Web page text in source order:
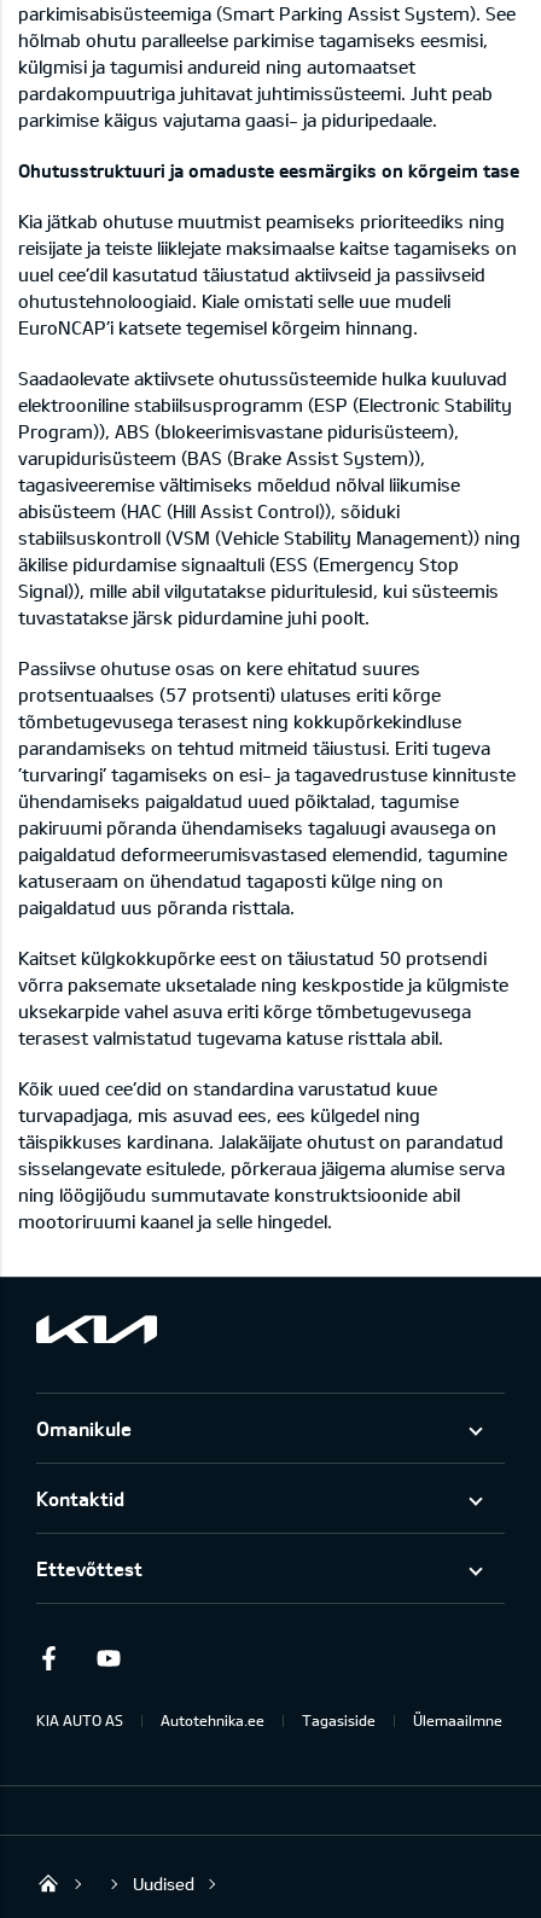
parkimisabisüsteemiga (Smart Parking Assist System). See
hõlmab ohutu paralleelse parkimise tagamiseks eesmisi,
külgmisi ja tagumisi andureid ning automaatset
pardakompuutriga juhitavat juhtimissüsteemi. Juht peab
parkimise käigus vajutama gaasi- ja piduripedaale.
Ohutusstruktuuri ja omaduste eesmärgiks on kõrgeim tase
Kia jätkab ohutuse muutmist peamiseks prioriteediks ning
reisijate ja teiste liiklejate maksimaalse kaitse tagamiseks on
uuel cee’dil kasutatud täiustatud aktiivseid ja passiivseid
ohutustehnoloogiaid. Kiale omistati selle uue mudeli
EuroNCAP’i katsete tegemisel kõrgeim hinnang.
Saadaolevate aktiivsete ohutussüsteemide hulka kuuluvad
elektrooniline stabiilsusprogramm (ESP (Electronic Stability
Program)), ABS (blokeerimisvastane pidurisüsteem),
varupidurisüsteem (BAS (Brake Assist System)),
tagasiveeremise vältimiseks mõeldud nõlval liikumise
abisüsteem (HAC (Hill Assist Control)), sõiduki
stabiilsuskontroll (VSM (Vehicle Stability Management)) ning
äkilise pidurdamise signaaltuli (ESS (Emergency Stop
Signal)), mille abil vilgutatakse piduritulesid, kui süsteemis
tuvastatakse järsk pidurdamine juhi poolt.
Passiivse ohutuse osas on kere ehitatud suures
protsentuaalses (57 protsenti) ulatuses eriti kõrge
tõmbetugevusega terasest ning kokkupõrkekindluse
parandamiseks on tehtud mitmeid täiustusi. Eriti tugeva
’turvaringi’ tagamiseks on esi- ja tagavedrustuse kinnituste
ühendamiseks paigaldatud uued põiktalad, tagumise
pakiruumi põranda ühendamiseks tagaluugi avausega on
paigaldatud deformeerumisvastased elemendid, tagumine
katuseraam on ühendatud tagaposti külge ning on
paigaldatud uus põranda risttala.
Kaitset külgkokkupõrke eest on täiustatud 50 protsendi
võrra paksemate uksetalade ning keskpostide ja külgmiste
uksekarpide vahel asuva eriti kõrge tõmbetugevusega
terasest valmistatud tugevama katuse risttala abil.
Kõik uued cee’did on standardina varustatud kuue
turvapadjaga, mis asuvad ees, ees külgedel ning
täispikkuses kardinana. Jalakäijate ohutust on parandatud
sisselangevate esitulede, põrkeraua jäigema alumise serva
ning löögijõudu summutavate konstruktsioonide abil
mootoriruumi kaanel ja selle hingedel.
Omanikule
Kontaktid
Ettevõttest
Facebook
KIA AUTO AS Autotehnika.ee Tagasiside Ülemaailmne
Rakvere Autotehnika
Uudised